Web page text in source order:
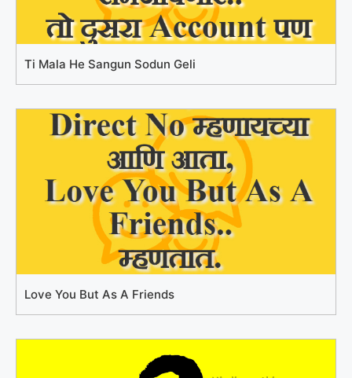
Ti Mala He Sangun Sodun Geli
Love You But As A Friends